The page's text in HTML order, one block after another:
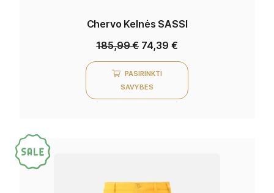
Chervo Kelnės SASSI
185,99€ 74,39 €
PASIRINKTI
SAVYBES